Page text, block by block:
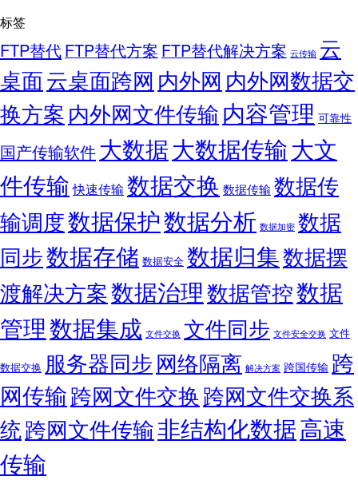
标签
FTP替代FTP替代方案 FTP替代解决方案 云传输 云
桌面云桌面跨网 内外网 内外网数据交
换方案内外网文件传输内容管理 可靠性
国产传输软件 大数据大数据传输大文
件传输 快速传输 数据交换 数据传输数据传
输调度数据保护数据分析 数据加密 数据
同步数据存储 数据安全 数据归集数据摆
渡解决方案数据治理数据管控数据
管理数据集成 文件交换 文件同步 文件安全交换 文件
数据交换 服务器同步网络隔离 解决方案 跨国传输 跨
网传输跨网文件交换跨网文件交换系
统跨网文件传输非结构化数据高速
传输